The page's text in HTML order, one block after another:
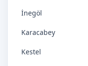
İnegöl
Karacabey
Kestel